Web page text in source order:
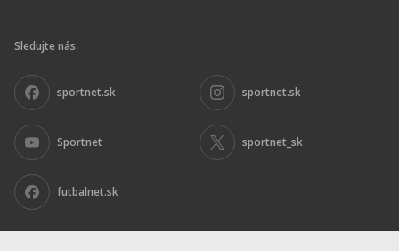
Sledujte nás:
sportnet.sk sportnet.sk
Sportnet sportnet_sk
futbalnet.sk